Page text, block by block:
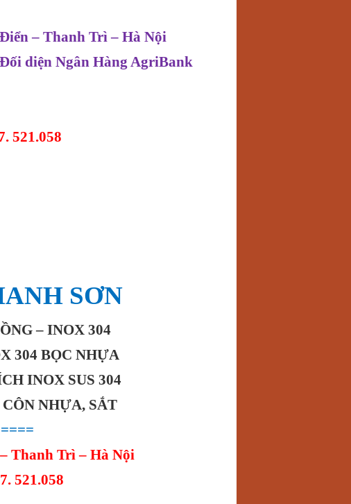
– Thanh Trì – Hà Nội
diện Ngân Hàng AgriBank
521.058
SƠN
– INOX 304
304 BỌC NHỰA
INOX SUS 304
NHỰA, SẮT
Thanh Trì – Hà Nội
521.058